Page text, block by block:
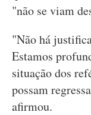
"não se viam
"Não há
Estamos
situação dos
possam
afirmou.